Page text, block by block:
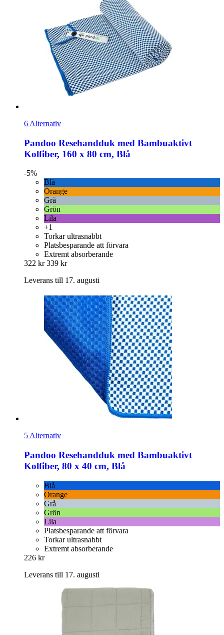
6 Alternativ
Pandoo Resehandduk med Bambuaktivt
Kolfiber, 160 x 80 cm, Blå
-5%
Blå
Orange
Grå
Grön
Lila
+1
Torkar ultrasnabbt
Platsbesparande att förvara
Extremt absorberande
322 kr 339 kr
Leverans till 17. augusti
5 Alternativ
Pandoo Resehandduk med Bambuaktivt
Kolfiber, 80 x 40 cm, Blå
Blå
Orange
Grå
Grön
Lila
Platsbesparande att förvara
Torkar ultrasnabbt
Extremt absorberande
226 kr
Leverans till 17. augusti